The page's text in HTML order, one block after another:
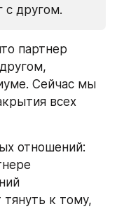
с другом.
партнер
Сейчас мы
всех
отношений:
к тому,